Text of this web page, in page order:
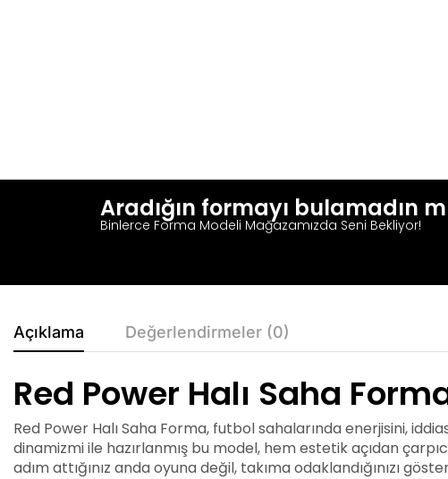
Aradığın formayı bulamadın
Binlerce Forma Modeli Mağazamızda Seni Bekliyor!
Açıklama Değerlendirmeler (0)
Red Power Halı Saha
Red Power Halı Saha Forma, futbol sahalarında enerjisini,
dinamizmi ile hazırlanmış bu model, hem estetik açıdan
adım attığınız anda oyuna değil, takıma odaklandığınızı